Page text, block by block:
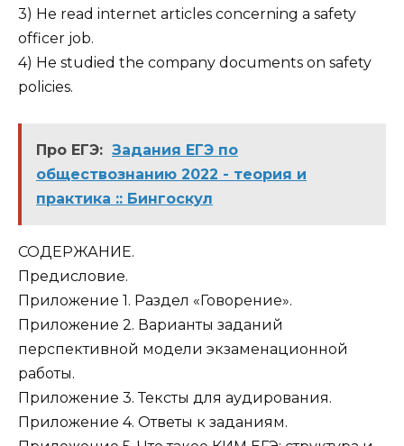
3) He read internet articles concerning a safety
officer job.
4) He studied the company documents on safety
policies.
Про ЕГЭ: Задания ЕГЭ по
обществознанию 2022 - теория и
практика :: Бингоскул
СОДЕРЖАНИЕ.
Предисловие.
Приложение 1. Раздел «Говорение».
Приложение 2. Варианты заданий
перспективной модели экзаменационной
работы.
Приложение 3. Тексты для аудирования.
Приложение 4. Ответы к заданиям.